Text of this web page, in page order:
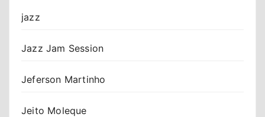
jazz
Jazz Jam Session
Jeferson Martinho
Jeito Moleque